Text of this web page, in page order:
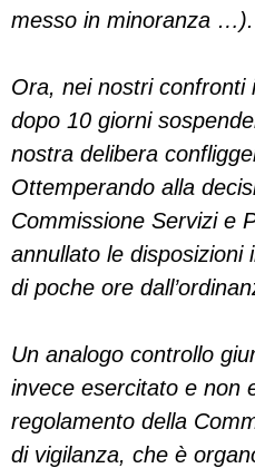
messo in minoranza …).
Ora, nei nostri confronti
dopo 10 giorni
nostra delibera
Ottemperando alla
Commissione Servizi e
annullato le disposizioni
di poche ore
Un analogo controllo
invece esercitato e non
regolamento della
di vigilanza, che è